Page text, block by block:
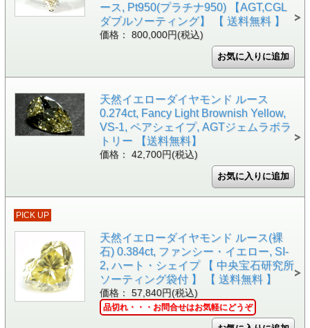
ース, Pt950(プラチナ950) 【AGT,CGL
ダブルソーティング】 【 送料無料 】
価格： 800,000円(税込)
天然イエローダイヤモンド ルース
0.274ct, Fancy Light Brownish Yellow,
VS-1, ペアシェイプ, AGTジェムラボラ
トリー 【送料無料】
価格： 42,700円(税込)
PICK UP
天然イエローダイヤモンド ルース(裸
石) 0.384ct, ファンシー・イエロー, SI-
2, ハート・シェイプ 【 中央宝石研究所
ソーティング袋付 】 【 送料無料 】
価格： 57,840円(税込)
品切れ・・・お問合せはお気軽にどうぞ